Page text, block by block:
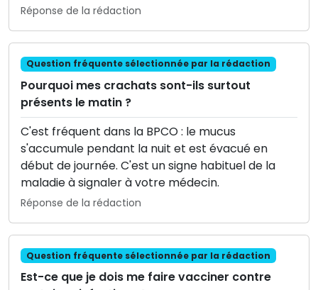
Réponse de la rédaction
Question fréquente sélectionnée par la rédaction
Pourquoi mes crachats sont-ils surtout
présents le matin ?
C'est fréquent dans la BPCO : le mucus
s'accumule pendant la nuit et est évacué en
début de journée. C'est un signe habituel de la
maladie à signaler à votre médecin.
Réponse de la rédaction
Question fréquente sélectionnée par la rédaction
Est-ce que je dois me faire vacciner contre